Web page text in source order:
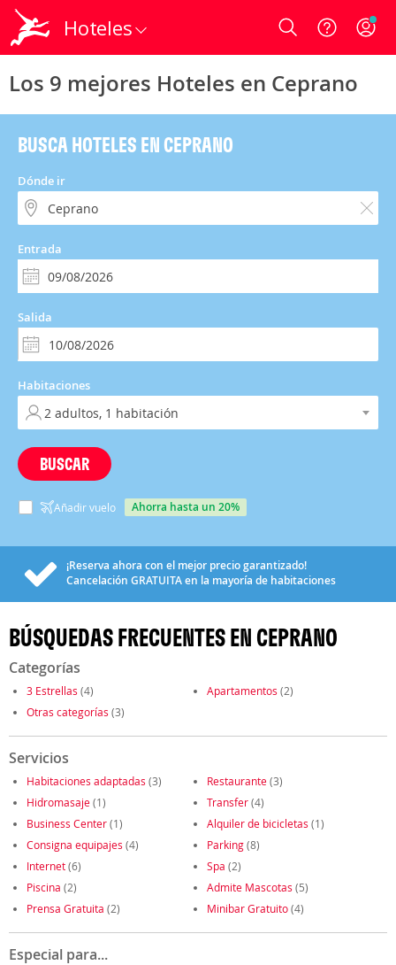
Hoteles Login
Los 9 mejores Hoteles en Ceprano
BUSCA HOTELES EN CEPRANO
Dónde ir
Entrada
Salida
Habitaciones
BUSCAR
Añadir vuelo ahorra hasta un 20%
¡Reserva ahora con el mejor precio garantizado!
Cancelación GRATUITAen la mayoría de habitaciones
BÚSQUEDAS FRECUENTES EN CEPRANO
Categorías
3 Estrellas (4) Apartamentos (2)
Otras categorías (3)
Servicios
Habitaciones adaptadas (3) Restaurante(3)
Hidromasaje(1) Transfer(4)
Business Center(1) Alquiler de bicicletas (1)
Consigna equipajes (4) Parking(8)
Internet(6) Spa (2)
Piscina (2) Admite Mascotas (5)
Prensa Gratuita (2) Minibar Gratuito(4)
Especial para...